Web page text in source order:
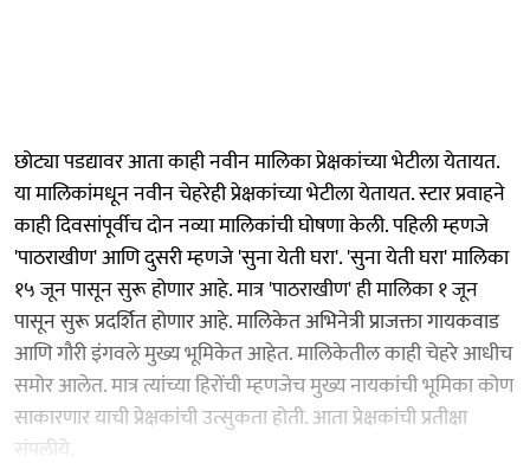
छोट्या पडद्यावर आता काही नवीन मालिका प्रेक्षकांच्या भेटीला येतायत.
या मालिकांमधून नवीन चेहरेही प्रेक्षकांच्या भेटीला येतायत. स्टार प्रवाहने
काही दिवसांपूर्वीच दोन नव्या मालिकांची घोषणा केली. पहिली म्हणजे
'पाठराखीण' आणि दुसरी म्हणजे 'सुना येती घरा'. 'सुना येती घरा' मालिका
१५ जून पासून सुरू होणार आहे. मात्र 'पाठराखीण' ही मालिका १ जून
पासून सुरू प्रदर्शित होणार आहे. मालिकेत अभिनेत्री प्राजक्ता गायकवाड
आणि गौरी इंगवले मुख्य भूमिकेत आहेत. मालिकेतील काही चेहरे आधीच
समोर आलेत. मात्र त्यांच्या हिरोंची म्हणजेच मुख्य नायकांची भूमिका कोण
साकारणार याची प्रेक्षकांची उत्सुकता होती. आता प्रेक्षकांची प्रतीक्षा
संपलीये.